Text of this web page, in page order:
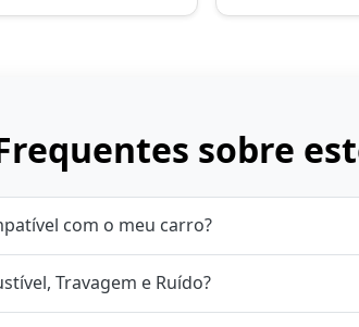
sobre
com o meu carro?
Travagem e Ruído?